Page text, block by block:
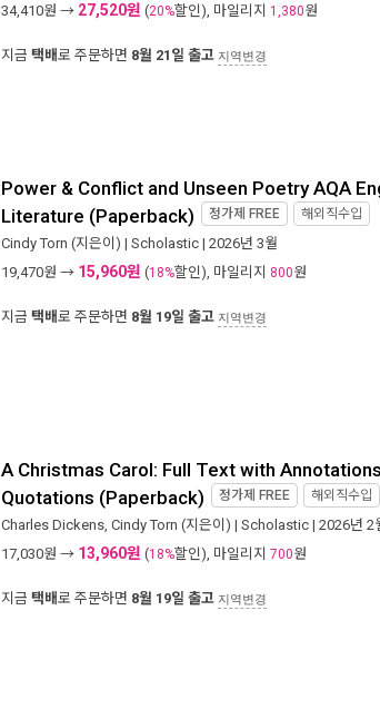
34,410원 → 27,520원 (20%할인), 마일리지 1,380원
지금 택배로 주문하면 8월 21일 출고 지역변경
Power & Conflict and Unseen Poetry AQA
Literature (Paperback) 정가제 FREE 해외직수입
Cindy Torn (지은이) | Scholastic | 2026년 3월
19,470원 → 15,960원 (18%할인), 마일리지 800원
지금 택배로 주문하면 8월 19일 출고 지역변경
A Christmas Carol: Full Text with
Quotations (Paperback) 정가제 FREE 해외직수입
Charles Dickens, Cindy Torn (지은이) | Scholastic | 2026년 2
17,030원 → 13,960원 (18%할인), 마일리지 700원
지금 택배로 주문하면 8월 19일 출고 지역변경